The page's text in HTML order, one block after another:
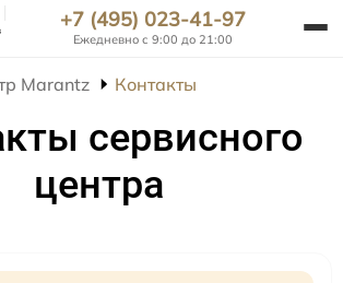
+7 (495) 023-41-97
Ежедневно с 9:00 до 21:00
Marantz Контакты
сервисного
центра